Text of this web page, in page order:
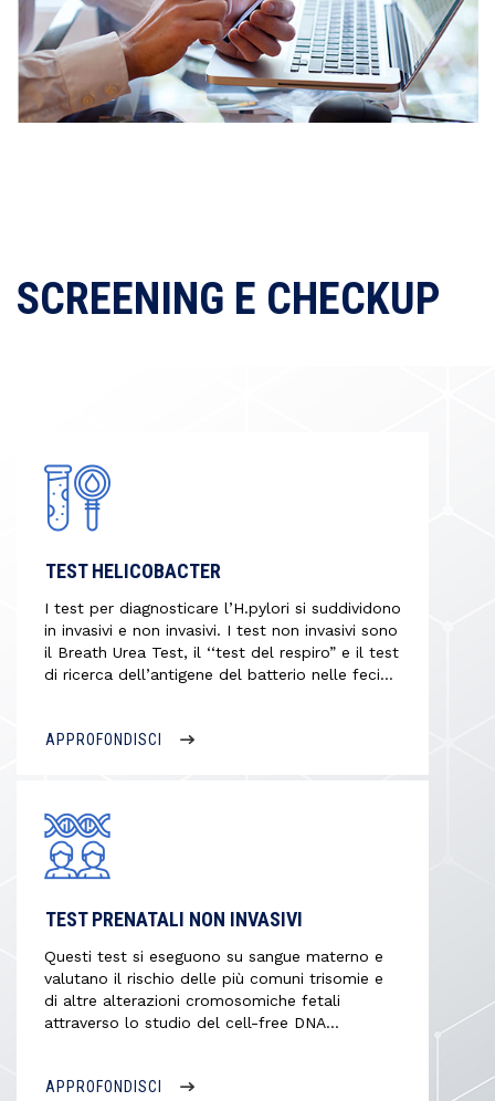
SCREENING E CHECKUP
TEST HELICOBACTER
I test per diagnosticare l’H.pylori si suddividono
in invasivi e non invasivi. I test non invasivi sono
il Breath Urea Test, il ‘‘test del respiro” e il test
di ricerca dell’antigene del batterio nelle feci…
APPROFONDISCI
TEST PRENATALI NON INVASIVI
Questi test si eseguono su sangue materno e
valutano il rischio delle più comuni trisomie e
di altre alterazioni cromosomiche fetali
attraverso lo studio del cell-free DNA…
APPROFONDISCI